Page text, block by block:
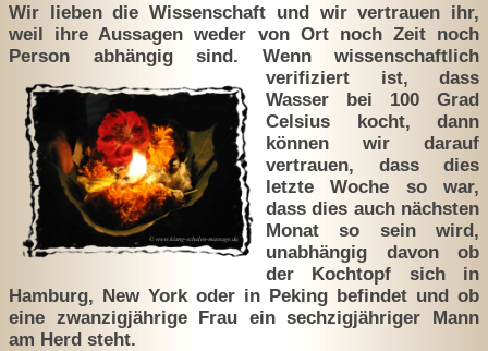
Wir lieben die Wissenschaft und wir vertrauen ihr,
weil ihre Aussagen weder von Ort noch Zeit noch
Person abhängig sind. Wenn wissenschaftlich
verifiziert ist, dass
Wasser bei 100 Grad
Celsius kocht, dann
können wir darauf
vertrauen, dass dies
letzte Woche so war,
dass dies auch nächsten
Monat so sein wird,
unabhängig davon ob
der Kochtopf sich in
Hamburg, New York oder in Peking befindet und ob
eine zwanzigjährige Frau ein sechzigjähriger Mann
am Herd steht.